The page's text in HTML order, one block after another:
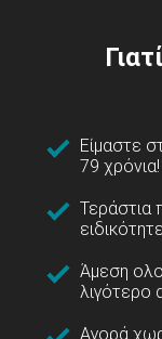
Είμαστε
79 χρόνια!
Τεράστια
Άμεση
λιγότερο
Αγορά